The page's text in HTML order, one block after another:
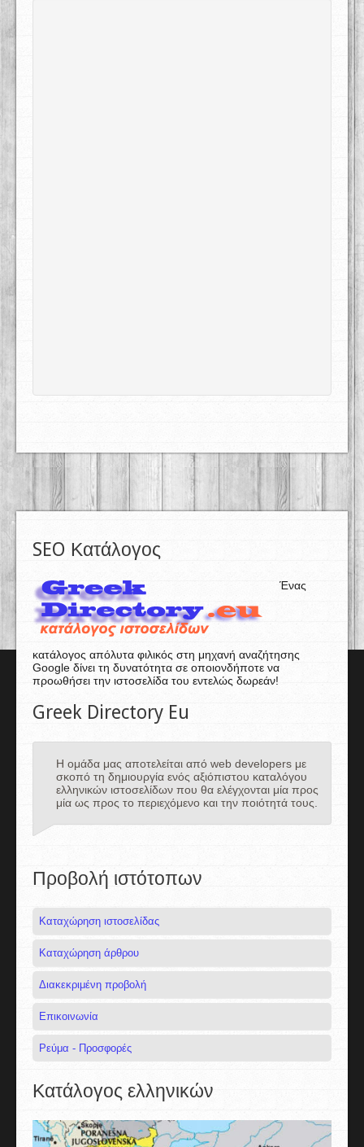
SEO Κατάλογος
Ένας
κατάλογος απόλυτα φιλικός στη μηχανή αναζήτησης
Google δίνει τη δυνατότητα σε οποιονδήποτε να
προωθήσει την ιστοσελίδα του εντελώς δωρεάν!
Greek Directory Eu
Η ομάδα μας αποτελείται από web developers με
σκοπό τη δημιουργία ενός αξιόπιστου καταλόγου
ελληνικών ιστοσελίδων που θα ελέγχονται μία προς
μία ως προς το περιεχόμενο και την ποιότητά τους.
Προβολή ιστότοπων
Καταχώρηση ιστοσελίδας
Καταχώρηση άρθρου
Διακεκριμένη προβολή
Επικοινωνία
Ρεύμα - Προσφορές
Κατάλογος ελληνικών